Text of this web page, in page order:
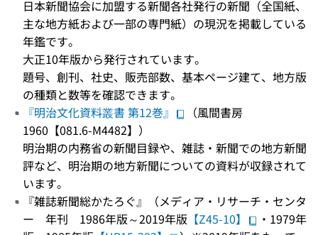
日本新聞協会に加盟する新聞各社発行の新聞（全国紙、
主な地方紙および一部の専門紙）の現況を掲載している
年鑑です。
大正10年版から発行されています。
題号、創刊、社史、販売部数、基本ページ建て、地方版
の種類と数等を確認できます。
『明治文化資料叢書 第12巻』
（風間書房
1960【081.6-M4482】）
明治期の内務省の新聞目録や、雑誌・新聞での地方新聞
評など、明治期の地方新聞についての資料が収録されて
います。
『雑誌新聞総かたろぐ』（メディア・リサーチ・センタ
ー 年刊 1986年版～2019年版 【Z45-10】
・1979年